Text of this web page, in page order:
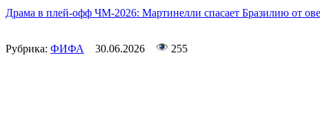
Драма в плей-офф ЧМ-2026: Мартинелли спасает Бразилию от
Рубрика: ФИФА 30.06.2026 255